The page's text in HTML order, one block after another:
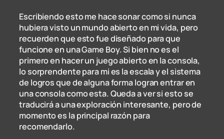
Escribiendo esto me hace sonar como si nunca
hubiera visto un mundo abierto en mi vida, pero
recuerden que esto fue diseñado para que
funcione en una Game Boy. Si bien no es el
primero en hacer un juego abierto en la consola,
lo sorprendente para mi es la escala y el sistema
de logros que de alguna forma logran entrar en
una consola como esta. Queda a ver si esto se
traducirá a una exploración interesante, pero de
momento es la principal razón para
recomendarlo.